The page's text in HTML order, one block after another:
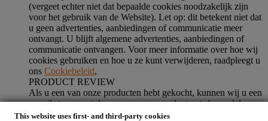
This website uses first- and third-party cookies
(vergeet echter niet dat bepaalde cookies noodzakelijk zijn
voor het gebruik van de Website). Let op: dit betekent niet dat
u geen advertenties, aanbiedingen of communicatie meer
ontvangt. U blijft algemene advertenties, aanbiedingen of
communicatie ontvangen. Voor meer informatie over hoe wij
cookies gebruiken en hoe u ze kunt verwijderen, raadpleegt u
ons Cookiebeleid,
PRODUCT REVIEW
Als u een van onze producten hebt gekocht, kunnen wij u een
e-mail sturen met de vraag om uw producten te beoordelen.
Wij zijn geïnteresseerd in productbeoordelingen van onze